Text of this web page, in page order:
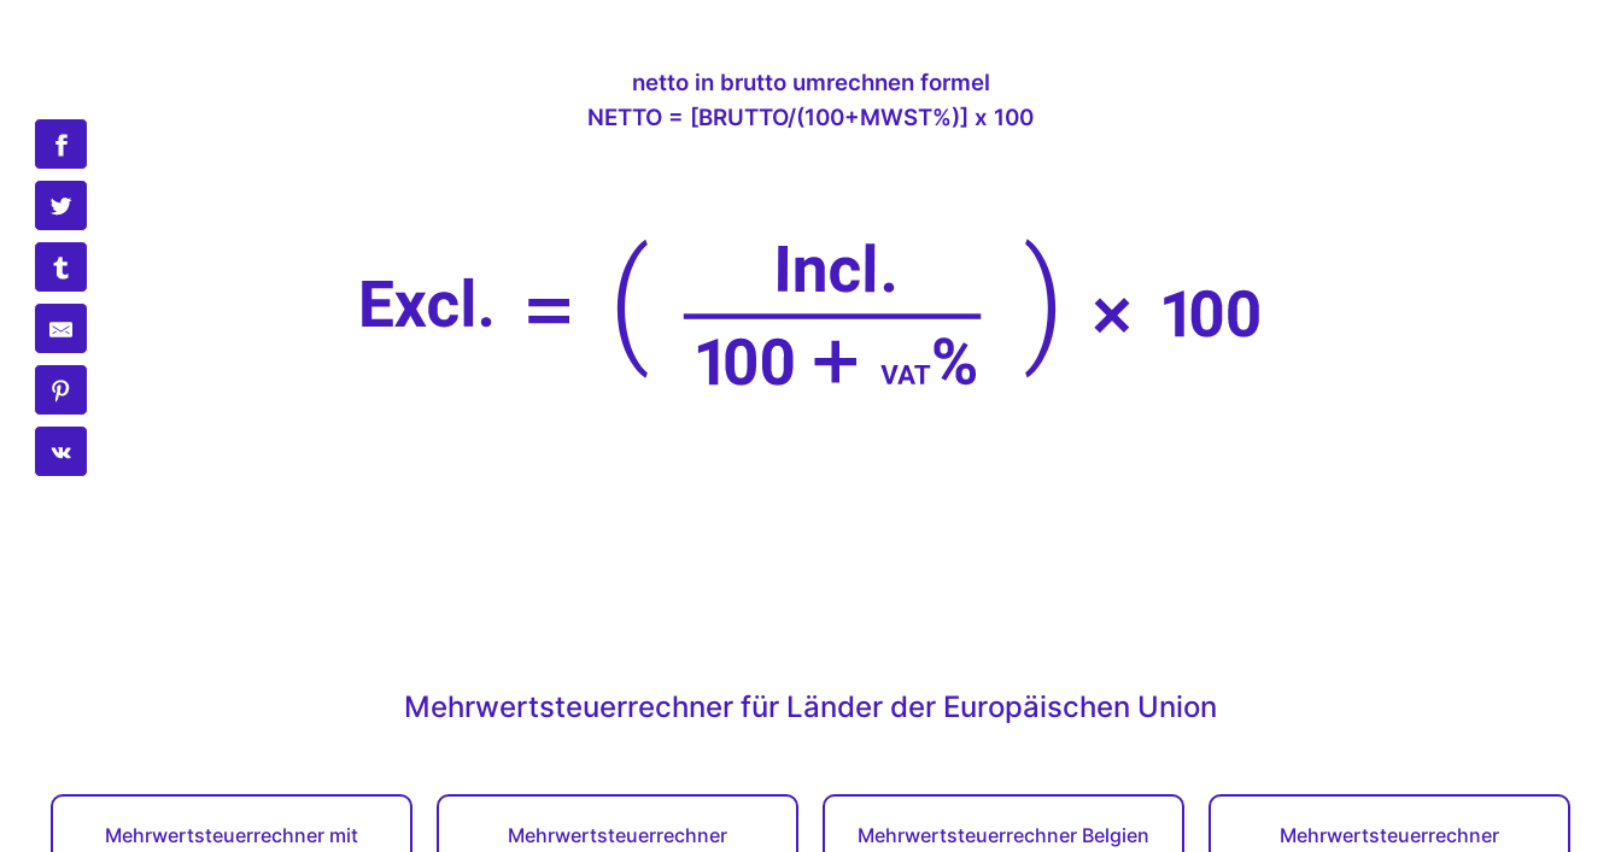
netto in brutto umrechnen formel
NETTO = [BRUTTO/(100+MWST%)] x 100
Mehrwertsteuerrechner für Länder der Europäischen Union
Mehrwertsteuerrechner mit
Mehrwertsteuerrechner
Mehrwertsteuerrechner Belgien
Mehrwertsteuerrechner